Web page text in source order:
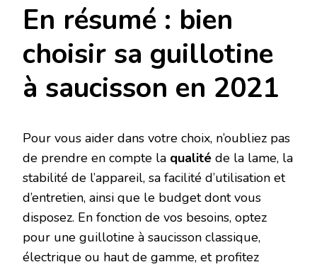
En résumé : bien
choisir sa guillotine
à saucisson en 2021
Pour vous aider dans votre choix, n’oubliez pas
de prendre en compte la qualité de la lame, la
stabilité de l’appareil, sa facilité d’utilisation et
d’entretien, ainsi que le budget dont vous
disposez. En fonction de vos besoins, optez
pour une guillotine à saucisson classique,
électrique ou haut de gamme, et profitez